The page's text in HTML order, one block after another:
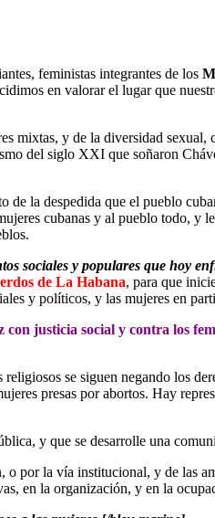
feministas integrantes de los
en valorar el lugar que
mixtas, y de la diversidad
del siglo XXI que soñaron
la despedida que el pueblo
cubanas y al pueblo todo, y
sociales y populares que hoy
de La Habana, para que
y políticos, y las mujeres en
justicia social y contra los
se siguen negando los
presas por abortos. Hay
y que se desarrolle una
por la vía institucional, y de las
en la organización, y en la